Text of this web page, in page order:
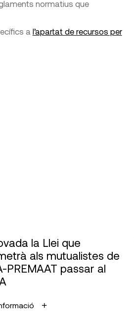
normatius que
a l’apartat de recursos per
la Llei que
als mutualistes de
PREMAAT passar al